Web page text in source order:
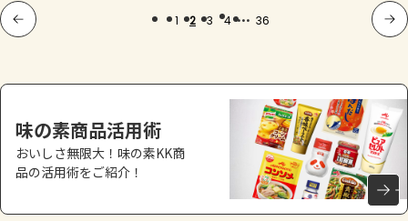
1 2 3 4 ... 36
味の素商品活用術
おいしさ無限大！味の素KK商
品の活用術をご紹介！